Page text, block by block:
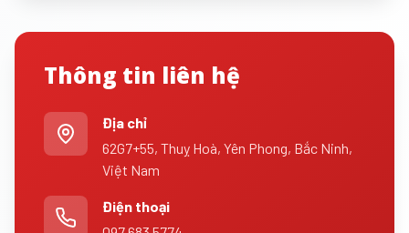
Thông tin liên hệ
Địa chỉ
62G7+55, Thuỵ Hoà, Yên Phong, Bắc Ninh,
Việt Nam
Điện thoại